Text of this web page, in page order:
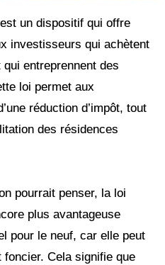
un dispositif qui offre
investisseurs qui achètent
entreprennent des
loi permet aux
réduction d’impôt, tout
des résidences
pourrait penser, la loi
plus avantageuse
pour le neuf, car elle peut
Cela signifie que